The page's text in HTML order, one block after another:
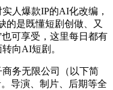
人爆款IP的AI化改编，
的是既懂短剧创做、又
可享受，这里每日都有
向AI短剧。
务无限公司（以下简
导演、制片、后期等全